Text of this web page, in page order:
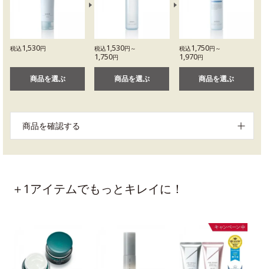
税込1,530円
商品を選ぶ
税込1,530円～
1,750円
商品を選ぶ
税込1,750円～
1,970円
商品を選ぶ
商品を確認する
＋1アイテムでもっとキレイに！